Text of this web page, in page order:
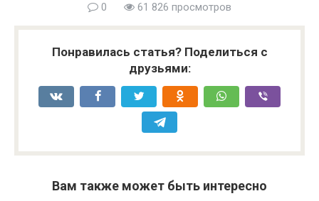
0
61 826 просмотров
Понравилась статья? Поделиться с
друзьями:
Вам также может быть интересно